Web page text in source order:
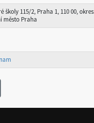
školy 115/2, Praha 1, 110 00,
město Praha